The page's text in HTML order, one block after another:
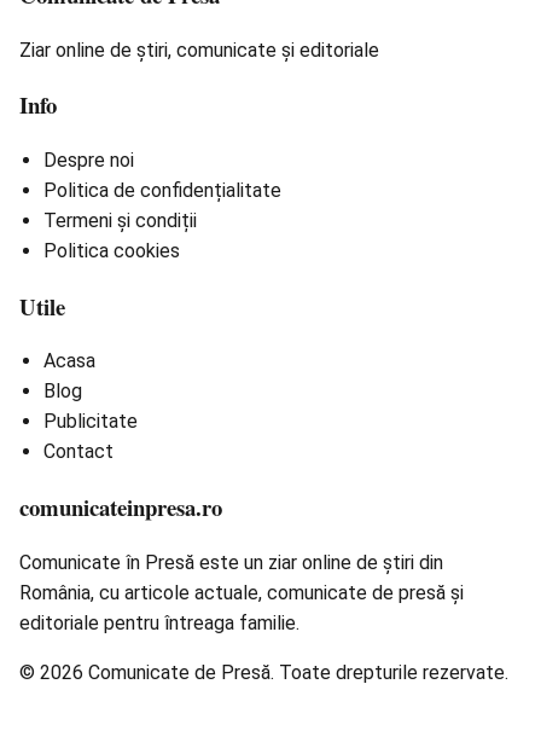
Ziar online de știri, comunicate și editoriale
Info
Despre noi
Politica de confidențialitate
Termeni și condiții
Politica cookies
Utile
Acasa
Blog
Publicitate
Contact
comunicateinpresa.ro
Comunicate în Presă este un ziar online de știri din
România, cu articole actuale, comunicate de presă și
editoriale pentru întreaga familie.
© 2026 Comunicate de Presă. Toate drepturile rezervate.